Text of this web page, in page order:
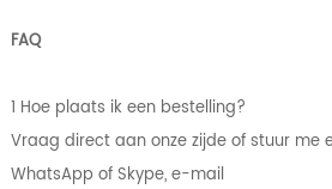
FAQ
1 Hoe plaats ik een bestelling?
Vraag direct aan onze zijde of stuur me
WhatsApp of Skype, e-mail